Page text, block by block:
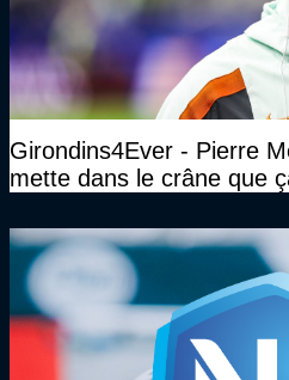
Girondins4Ever - Pierre
mette dans le crâne que